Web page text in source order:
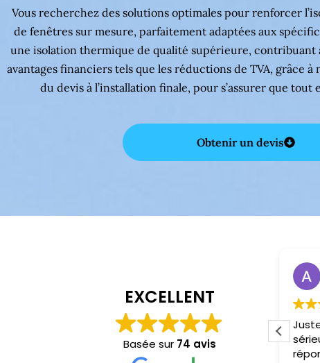
Vous recherchez des solutions optimales pour renforcer
de fenêtres sur mesure, parfaitement adaptées aux
une isolation thermique de qualité supérieure, contribuant
avantages financiers tels que les réductions de TVA, grâce
du devis à l’installation finale, pour s’assurer que tout
Obtenir un devis
EXCELLENT
Basée sur 74 avis
Merci encore à Azzedine pour
son professionnalisme Sa
rapidité et sa propreté!!